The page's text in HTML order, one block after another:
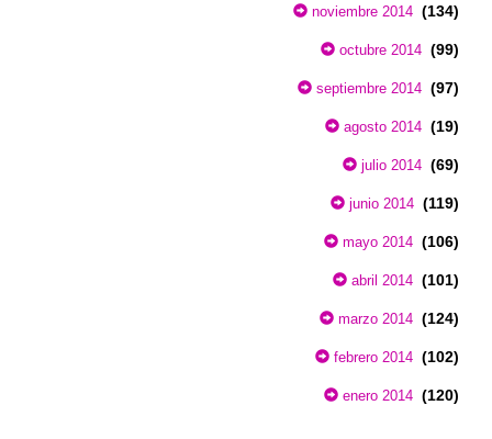
noviembre 2014 (134)
octubre 2014 (99)
septiembre 2014 (97)
agosto 2014 (19)
julio 2014 (69)
junio 2014 (119)
mayo 2014 (106)
abril 2014 (101)
marzo 2014 (124)
febrero 2014 (102)
enero 2014 (120)